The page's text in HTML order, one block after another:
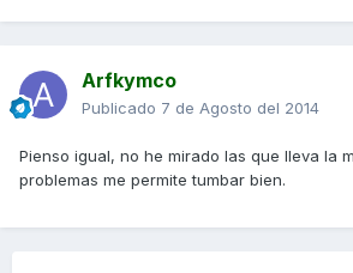
Arfkymco
Publicado 7 de Agosto del 2014
Pienso igual, no he mirado las que lleva la
problemas me permite tumbar bien.